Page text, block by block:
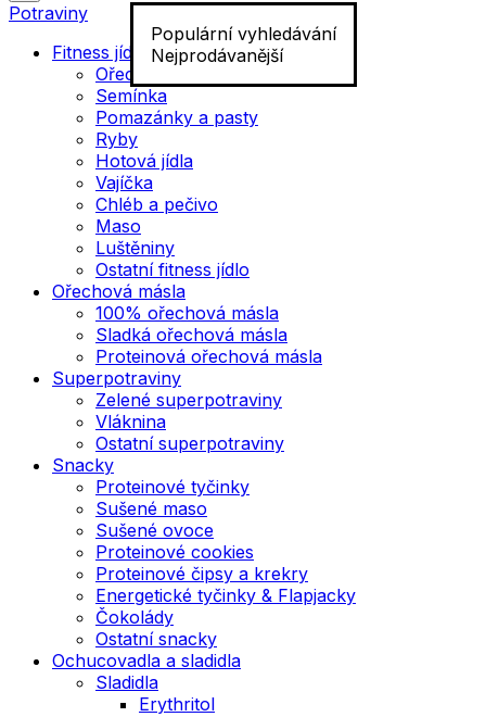
Populární vyhledávání
Nejprodávanější
Potraviny
Fitness jídlo
Ořechy
Semínka
Pomazánky a pasty
Ryby
Hotová jídla
Vajíčka
Chléb a pečivo
Maso
Luštěniny
Ostatní fitness jídlo
Ořechová másla
100% ořechová másla
Sladká ořechová másla
Proteinová ořechová másla
Superpotraviny
Zelené superpotraviny
Vláknina
Ostatní superpotraviny
Snacky
Proteinové tyčinky
Sušené maso
Sušené ovoce
Proteinové cookies
Proteinové čipsy a krekry
Energetické tyčinky & Flapjacky
Čokolády
Ostatní snacky
Ochucovadla a sladidla
Sladidla
Erythritol